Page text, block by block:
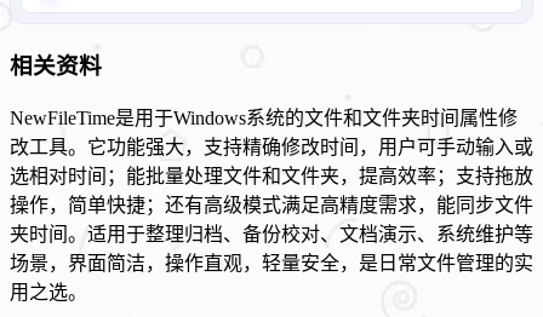
相关资料
NewFileTime是用于Windows系统的文件和文件夹时间属性修
改工具。它功能强大，支持精确修改时间，用户可手动输入或
选相对时间；能批量处理文件和文件夹，提高效率；支持拖放
操作，简单快捷；还有高级模式满足高精度需求，能同步文件
夹时间。适用于整理归档、备份校对、文档演示、系统维护等
场景，界面简洁，操作直观，轻量安全，是日常文件管理的实
用之选。